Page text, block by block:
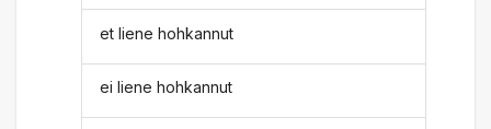
et liene hohkannut
ei liene hohkannut